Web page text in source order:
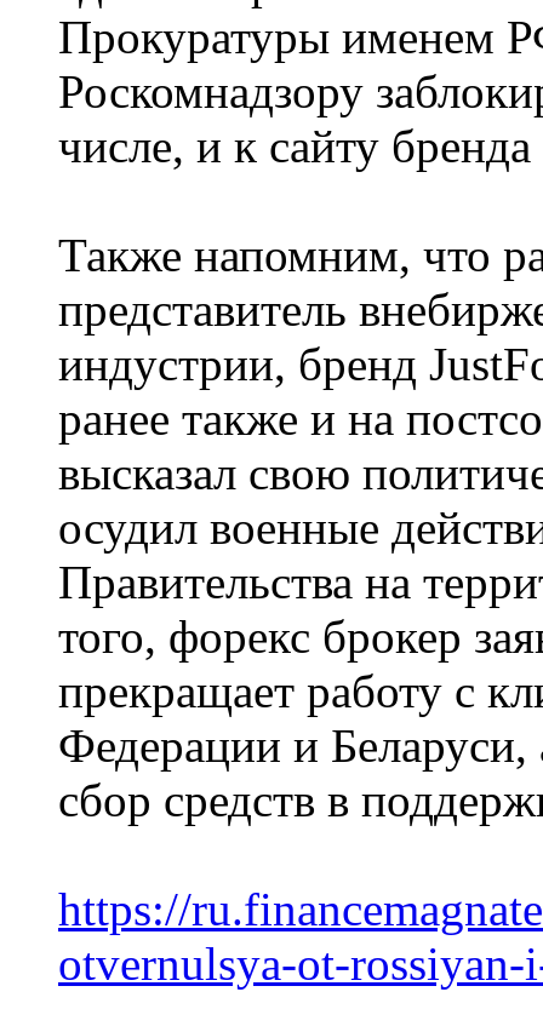
Прокуратуры именем
Роскомнадзору
числе, и к сайту
Также напомним, что
представитель
индустрии, бренд
ранее также и на
высказал свою
осудил военные
Правительства на
того, форекс брокер
прекращает работу с
Федерации и Беларуси,
сбор средств в
https://
otvernulsya-ot-